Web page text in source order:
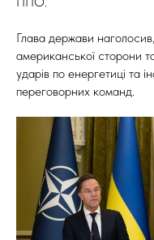
Глава держави
американської сторони
ударів по енергетиці та
переговорних команд.